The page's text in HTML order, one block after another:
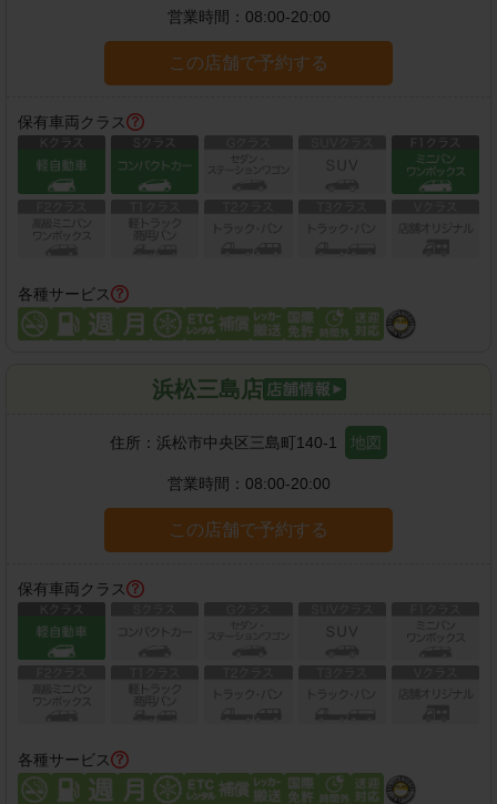
営業時間： 08:00-20:00
この店舗で予約する
保有車両クラス
各種サービス
浜松三島店
住所： 浜松市中央区三島町140-1 地図
営業時間： 08:00-20:00
この店舗で予約する
保有車両クラス
各種サービス